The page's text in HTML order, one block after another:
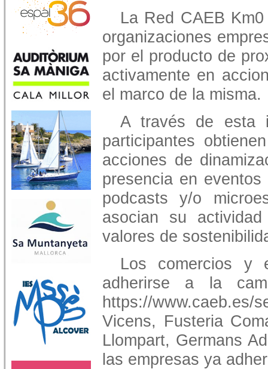
La Red CAEB
organizaciones
por el producto de
activamente en
el marco de la misma.
A través de esta
participantes
acciones de
presencia en
podcasts y/o
asocian su
valores de
Los comercios y
adherirse a la
https://
Vicens, Fusteria
Llompart, Germans
las empresas ya